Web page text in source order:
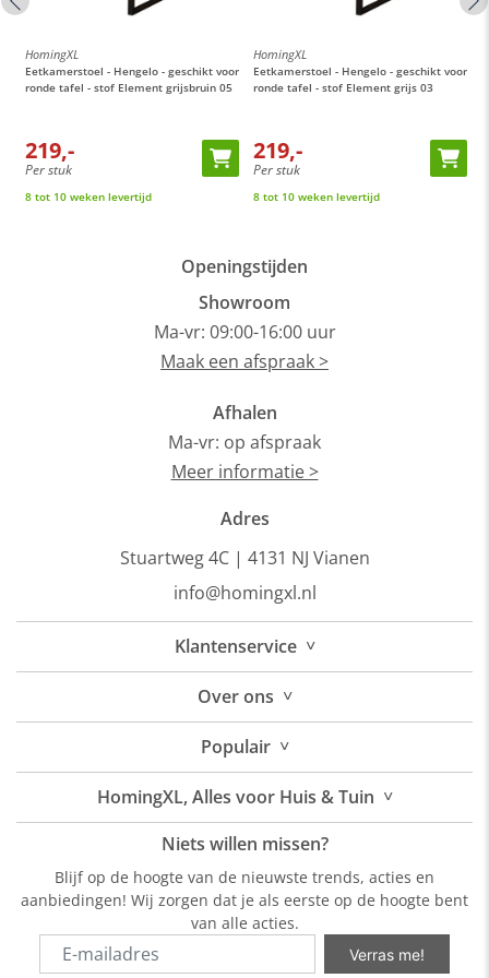
HomingXL
Eetkamerstoel - Hengelo - geschikt voor
ronde tafel - stof Element grijsbruin 05
219,-
Per stuk
8 tot 10 weken levertijd
HomingXL
Eetkamerstoel - Hengelo - geschikt voor
ronde tafel - stof Element grijs 03
219,-
Per stuk
8 tot 10 weken levertijd
Openingstijden
Showroom
Ma-vr: 09:00-16:00 uur
Maak een afspraak >
Afhalen
Ma-vr: op afspraak
Meer informatie >
Adres
Stuartweg 4C | 4131 NJ Vianen
info@homingxl.nl
Klantenservice ˅
Overons ˅
Populair ˅
HomingXL, Alles voor Huis & Tuin ˅
Niets willen missen?
Blijf op de hoogte van de nieuwste trends, acties en
aanbiedingen! Wij zorgen dat je als eerste op de hoogte bent
van alle acties.
Verras me!